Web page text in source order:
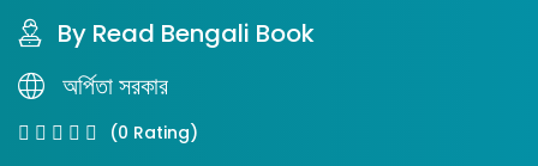
By Read Bengali Book
অর্পিতা সরকার
(0 Rating)
Remember me